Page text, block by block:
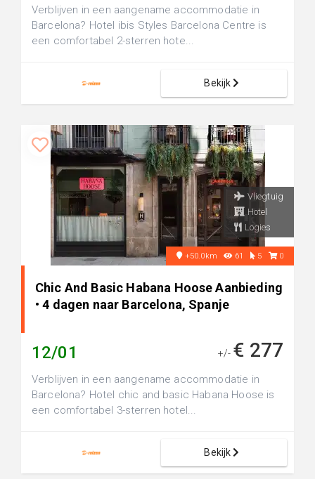
Verblijven in een aangename accommodatie in
Barcelona? Hotel ibis Styles Barcelona Centre is
een comfortabel 2-sterren hote...
Bekijk
Vliegtuig
Hotel
Logies
+50.0km 61 5 0
Chic And Basic Habana Hoose Aanbieding
• 4 dagen naar Barcelona, Spanje
12/01 +/- € 277
Verblijven in een aangename accommodatie in
Barcelona? Hotel chic and basic Habana Hoose is
een comfortabel 3-sterren hotel...
Bekijk